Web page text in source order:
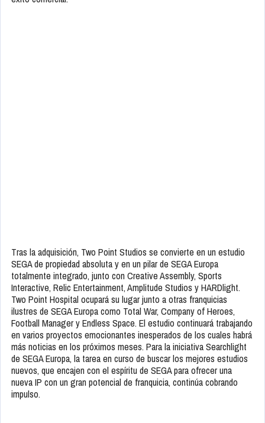
Tras la adquisición, Two Point Studios se convierte en un estudio
SEGA de propiedad absoluta y en un pilar de SEGA Europa
totalmente integrado, junto con Creative Assembly, Sports
Interactive, Relic Entertainment, Amplitude Studios y HARDlight.
Two Point Hospital ocupará su lugar junto a otras franquicias
ilustres de SEGA Europa como Total War, Company of Heroes,
Football Manager y Endless Space. El estudio continuará trabajando
en varios proyectos emocionantes inesperados de los cuales habrá
más noticias en los próximos meses. Para la iniciativa Searchlight
de SEGA Europa, la tarea en curso de buscar los mejores estudios
nuevos, que encajen con el espíritu de SEGA para ofrecer una
nueva IP con un gran potencial de franquicia, continúa cobrando
impulso.